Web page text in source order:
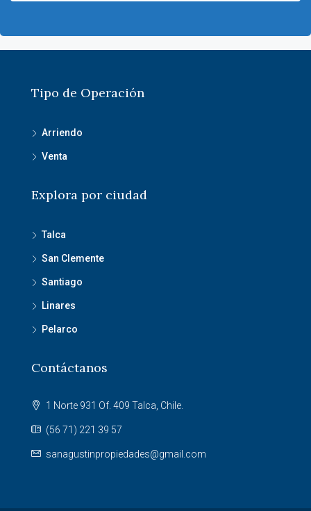
Tipo de Operación
Arriendo
Venta
Explora por ciudad
Talca
San Clemente
Santiago
Linares
Pelarco
Contáctanos
1 Norte 931 Of. 409 Talca, Chile.
(56 71) 221 39 57
sanagustinpropiedades@gmail.com